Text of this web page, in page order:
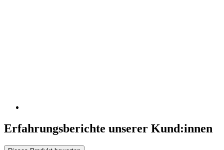
Erfahrungsberichte unserer Kund:innen